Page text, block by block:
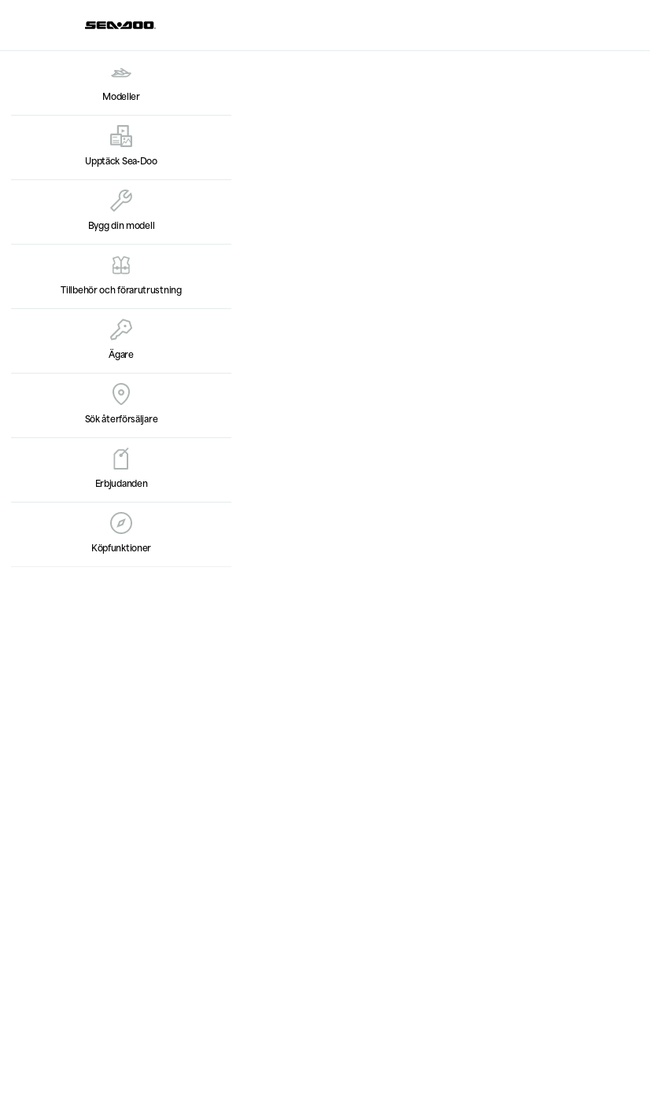
Modeller
Upptäck Sea‑Doo
Bygg din modell
Tillbehör och förarutrustning
Ägare
Sök återförsäljare
Erbjudanden
Köpfunktioner